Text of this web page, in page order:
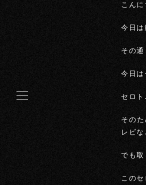
こんに
今日
その
今日は
セロ
その
レビな
でも取
この